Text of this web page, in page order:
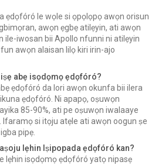
ẹdọfóró le wọle si ọpọlọpọ awọn orisun
awọn ẹgbẹ atilẹyin, ati awọn
ile-iwosan bii Apollo nfunni ni atilẹyin
awọn alaisan lilọ kiri irin-ajo
abẹ isọdọmọ ẹdọfóró?
ẹdọfóró da lori awọn okunfa bii ilera
ẹdọfóró. Ni apapọ, oṣuwọn
85-90%, ati pe oṣuwọn iwalaaye
Ifaramọ si itọju atẹle ati awọn oogun ṣe
pipẹ.
lẹhin Iṣipopada ẹdọfóró kan?
lẹhin isọdọmọ ẹdọfóró yatọ nipasẹ